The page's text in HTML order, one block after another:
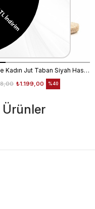
Rouge Kadın Jut Taban Siyah Hasır Terlik 715
₺1.199,00 %40
Ürünler